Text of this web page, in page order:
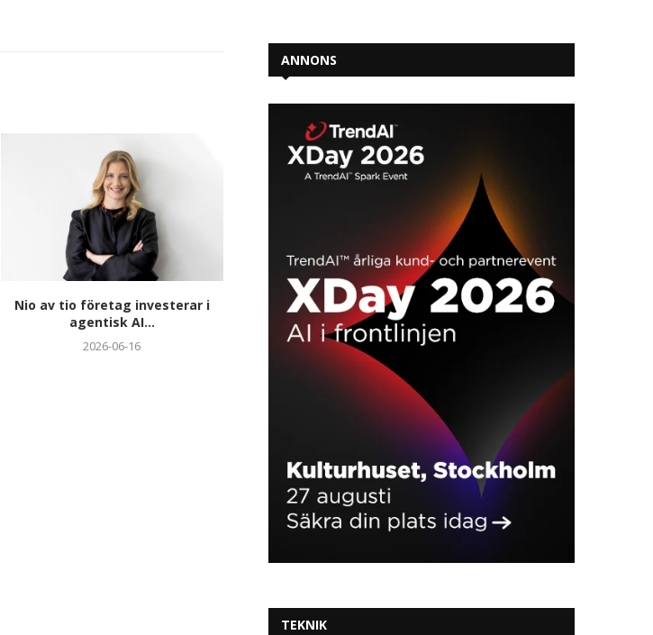
Nio av tio företag investerar i
agentisk AI...
2026-06-16
Svenska företag oroliga för
framtida kompetensbrist
2026-05-27
Sverige halkar
ANNONS
TEKNIK